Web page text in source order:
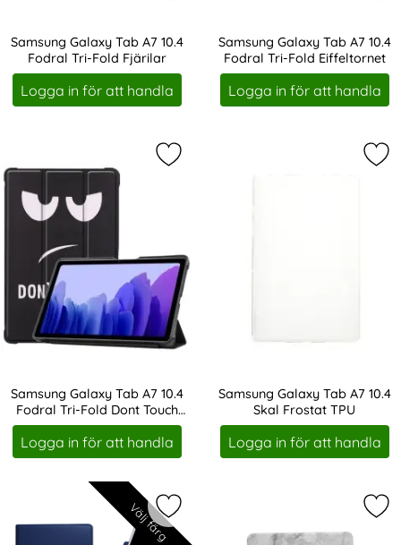
Samsung Galaxy Tab A7 10.4
Fodral Tri-Fold Fjärilar
Art. nr 10797
Logga in för att handla
Samsung Galaxy Tab A7 10.4
Fodral Tri-Fold Eiffeltornet
Art. nr 10798
Logga in för att handla
Samsung Galaxy Tab A7 10.4
Fodral Tri-Fold Dont Touch
Me
Art. nr 10799
Logga in för att handla
Markera samsung Galaxy Tab A7
Samsung Galaxy Tab A7 10.4
Skal Frostat TPU
Art. nr 10800
Logga in för att handla
Välj färgMarkera samsung Galaxy Tab A7